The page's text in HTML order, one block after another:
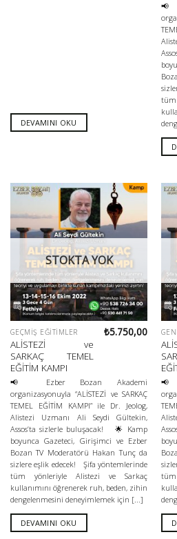
DEVAMINI OKU
📢
STOKTA YOK
GEÇMIŞ EĞITIMLER
ALİSTEZİ ve
SARKAÇ TEMEL
EĞİTİM KAMPI
₺5.750,00
📢 Ezber Bozan Akademi
organizasyonuyla “ALİSTEZİ ve SARKAÇ
TEMEL EĞİTİM KAMPI” ile Dr. Jeolog,
Alistezi Uzmanı Ali Seydi Gültekin,
Assos’ta sizlerle buluşacak! 🌟 Kamp
boyunca Gazeteci, Girişimci ve Ezber
Bozan TV Moderatörü Hakan Tunç da
sizlere eşlik edecek! Şifa yöntemlerinde
tüm yönleriyle Alistezi ve Sarkaç
kullanımını öğrenerek ruh, beden, zihin
dengelenmesini deneyimlemek için [...]
DEVAMINI OKU
📢